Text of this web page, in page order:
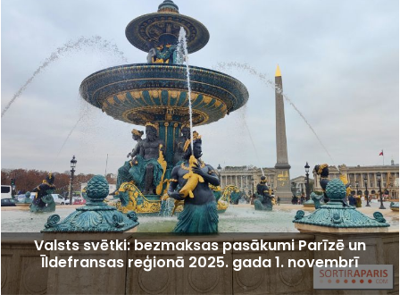
Valsts svētki: bezmaksas pasākumi Parīzē un
Īldefransas reģionā 2025. gada 1. novembrī